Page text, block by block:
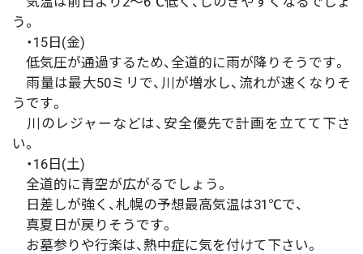
う。
・15日(金)
低気圧が通過するため、全道的に雨が降りそうです。
雨量は最大50ミリで、川が増水し、流れが速くなりそ
うです。
川のレジャーなどは、安全優先で計画を立てて下さ
い。
・16日(土)
全道的に青空が広がるでしょう。
日差しが強く、札幌の予想最高気温は31℃で、
真夏日が戻りそうです。
お墓参りや行楽は、熱中症に気を付けて下さい。